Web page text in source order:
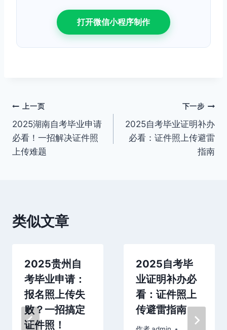
打开微信小程序制作
文
章
导
上一页
2025湖南自考毕业申请
必看！一招解决证件照
上传难题
下一步
2025自考毕业证明补办
必看：证件照上传避雷
指南
类似文章
2025贵州自
考毕业申请：
报名照上传失
败？一招搞定
证件照！
2025自考毕
业证明补办必
看：证件照上
传避雷指南